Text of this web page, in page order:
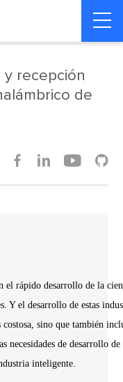
del producto
y recepción
de
   
el rápido desarrollo de la
Y el desarrollo de estas
sino que también
necesidades de desarrollo
inteligente.